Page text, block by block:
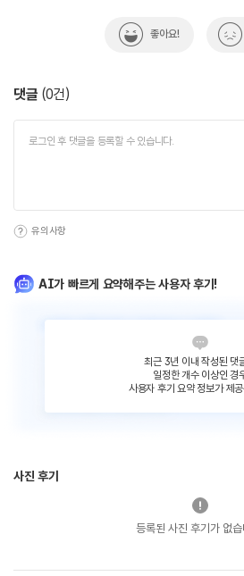
좋아요!
댓글 (0건)
유의사항
AI가 빠르게 요약해주는 사용자 후기!
최근 3년 이내 작성된 댓
일정한 개수 이상인 경
사용자 후기 요약 정보가 제
사진 후기
등록된 사진 후기가 없습